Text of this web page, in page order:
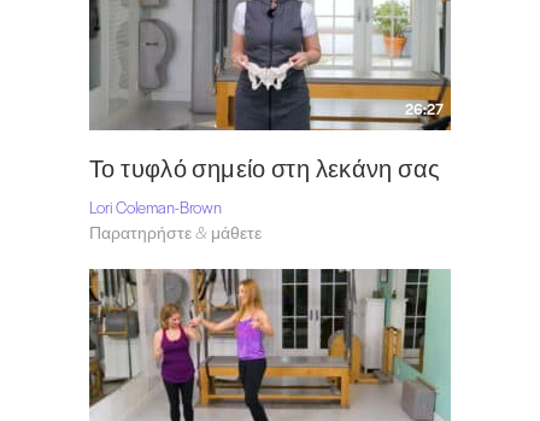
26:27
Το τυφλό σημείο στη λεκάνη σας
Lori Coleman-Brown
Παρατηρήστε & μάθετε